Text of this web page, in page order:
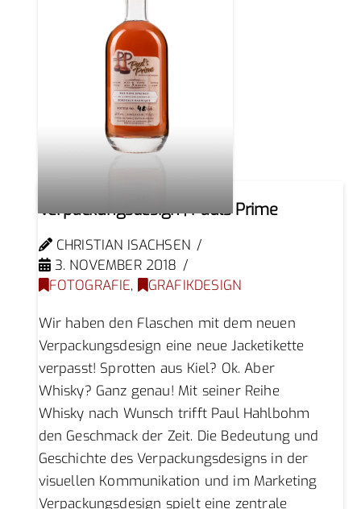
Verpackungsdesign | Pauls Prime
CHRISTIAN ISACHSEN
3. NOVEMBER 2018
FOTOGRAFIE, GRAFIKDESIGN
Wir haben den Flaschen mit dem neuen
Verpackungsdesign eine neue Jacketikette
verpasst! Sprotten aus Kiel? Ok. Aber
Whisky? Ganz genau! Mit seiner Reihe
Whisky nach Wunsch trifft Paul Hahlbohm
den Geschmack der Zeit. Die Bedeutung und
Geschichte des Verpackungsdesigns in der
visuellen Kommunikation und im Marketing
Verpackungsdesign spielt eine zentrale